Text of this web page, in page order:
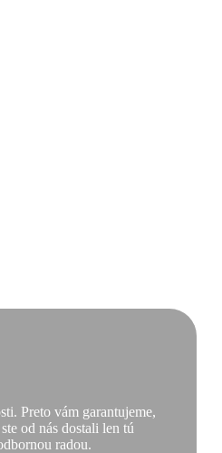
Preto vám garantujeme,
od nás dostali len tú
radou.